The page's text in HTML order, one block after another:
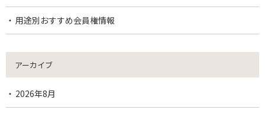
用途別おすすめ会員権情報
アーカイブ
2026年8月